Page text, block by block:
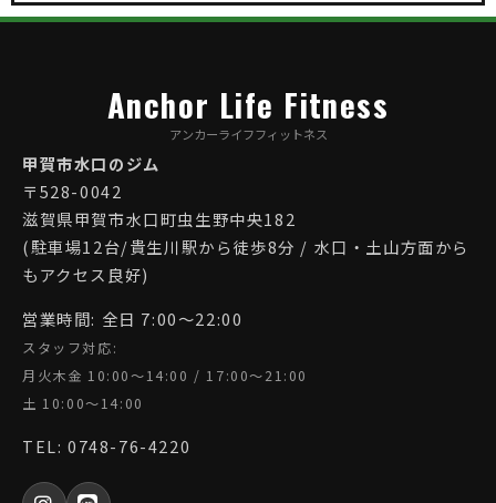
Anchor Life Fitness
アンカーライフフィットネス
甲賀市水口のジム
〒528-0042
滋賀県甲賀市水口町虫生野中央182
(駐車場12台/貴生川駅から徒歩8分 / 水口・土山方面から
もアクセス良好)
営業時間: 全日 7:00〜22:00
スタッフ対応:
月火木金 10:00〜14:00 / 17:00〜21:00
土 10:00〜14:00
TEL: 0748-76-4220